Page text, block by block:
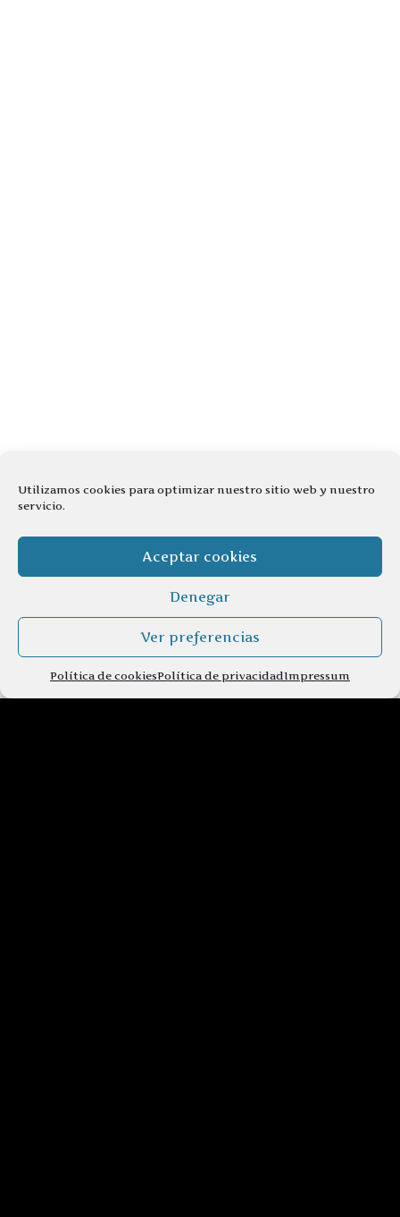
Utilizamos cookies para optimizar nuestro sitio web y nuestro
servicio.
Aceptar cookies
Denegar
Ver preferencias
Política de cookiesPolítica de privacidadImpressum